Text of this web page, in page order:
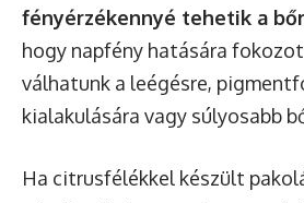
fényérzékennyé tehetik a
hogy napfény hatására
válhatunk a leégésre,
kialakulására vagy súlyosabb
Ha citrusfélékkel készült